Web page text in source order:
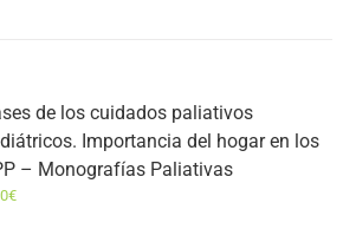
de los cuidados paliativos
Importancia del hogar en los
– Monografías Paliativas
€